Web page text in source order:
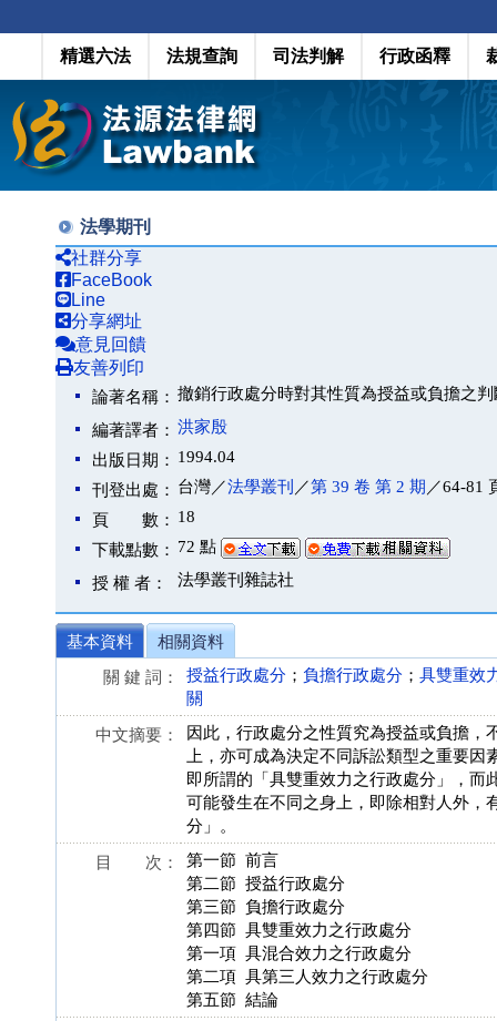
精選六法 法規查詢 司法判解 行政函釋
法學期刊
社群分享
FaceBook
Line
分享網址
意見回饋
友善列印
論著名稱： 撤銷行政處分時對其性質為授益或負擔之判
編著譯者： 洪家殷
出版日期： 1994.04
刊登出處： 台灣／法學叢刊 ／第 39 卷 第 2 期 ／64-81
頁 數： 18
下載點數： 72 點
授 權 者： 法學叢刊雜誌社
基本資料
相關資料
關 鍵 詞：
授益行政處分 ； 負擔行政處分 ； 具雙重效
關
中文摘要：
因此，行政處分之性質究為授益或負擔
上，亦可成為決定不同訴訟類型之重要
即所謂的「具雙重效力之行政處分」，
可能發生在不同之身上，即除相對人外，
分」。
目 次：
第一節 前言
第二節 授益行政處分
第三節 負擔行政處分
第四節 具雙重效力之行政處分
第一項 具混合效力之行政處分
第二項 具第三人效力之行政處分
第五節 結論